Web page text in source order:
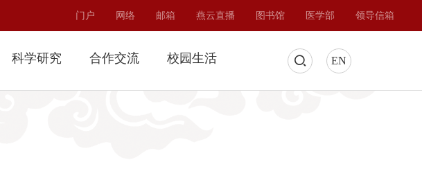
门户 网络 邮箱 燕云直播 图书馆 医学部 领导信箱
科学研究 合作交流 校园生活 EN